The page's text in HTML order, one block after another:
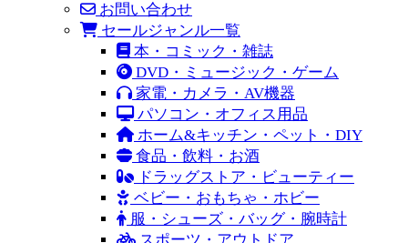
お問い合わせ
セールジャンル一覧
本・コミック・雑誌
DVD・ミュージック・ゲーム
家電・カメラ・AV機器
パソコン・オフィス用品
ホーム&キッチン・ペット・DIY
食品・飲料・お酒
ドラッグストア・ビューティー
ベビー・おもちゃ・ホビー
服・シューズ・バッグ・腕時計